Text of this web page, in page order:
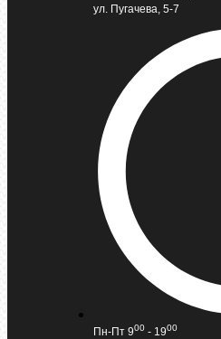
ул. Пугачева, 5-7
Пн-Пт 900 - 1900